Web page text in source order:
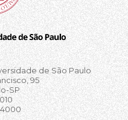
de São Paulo
95
SP